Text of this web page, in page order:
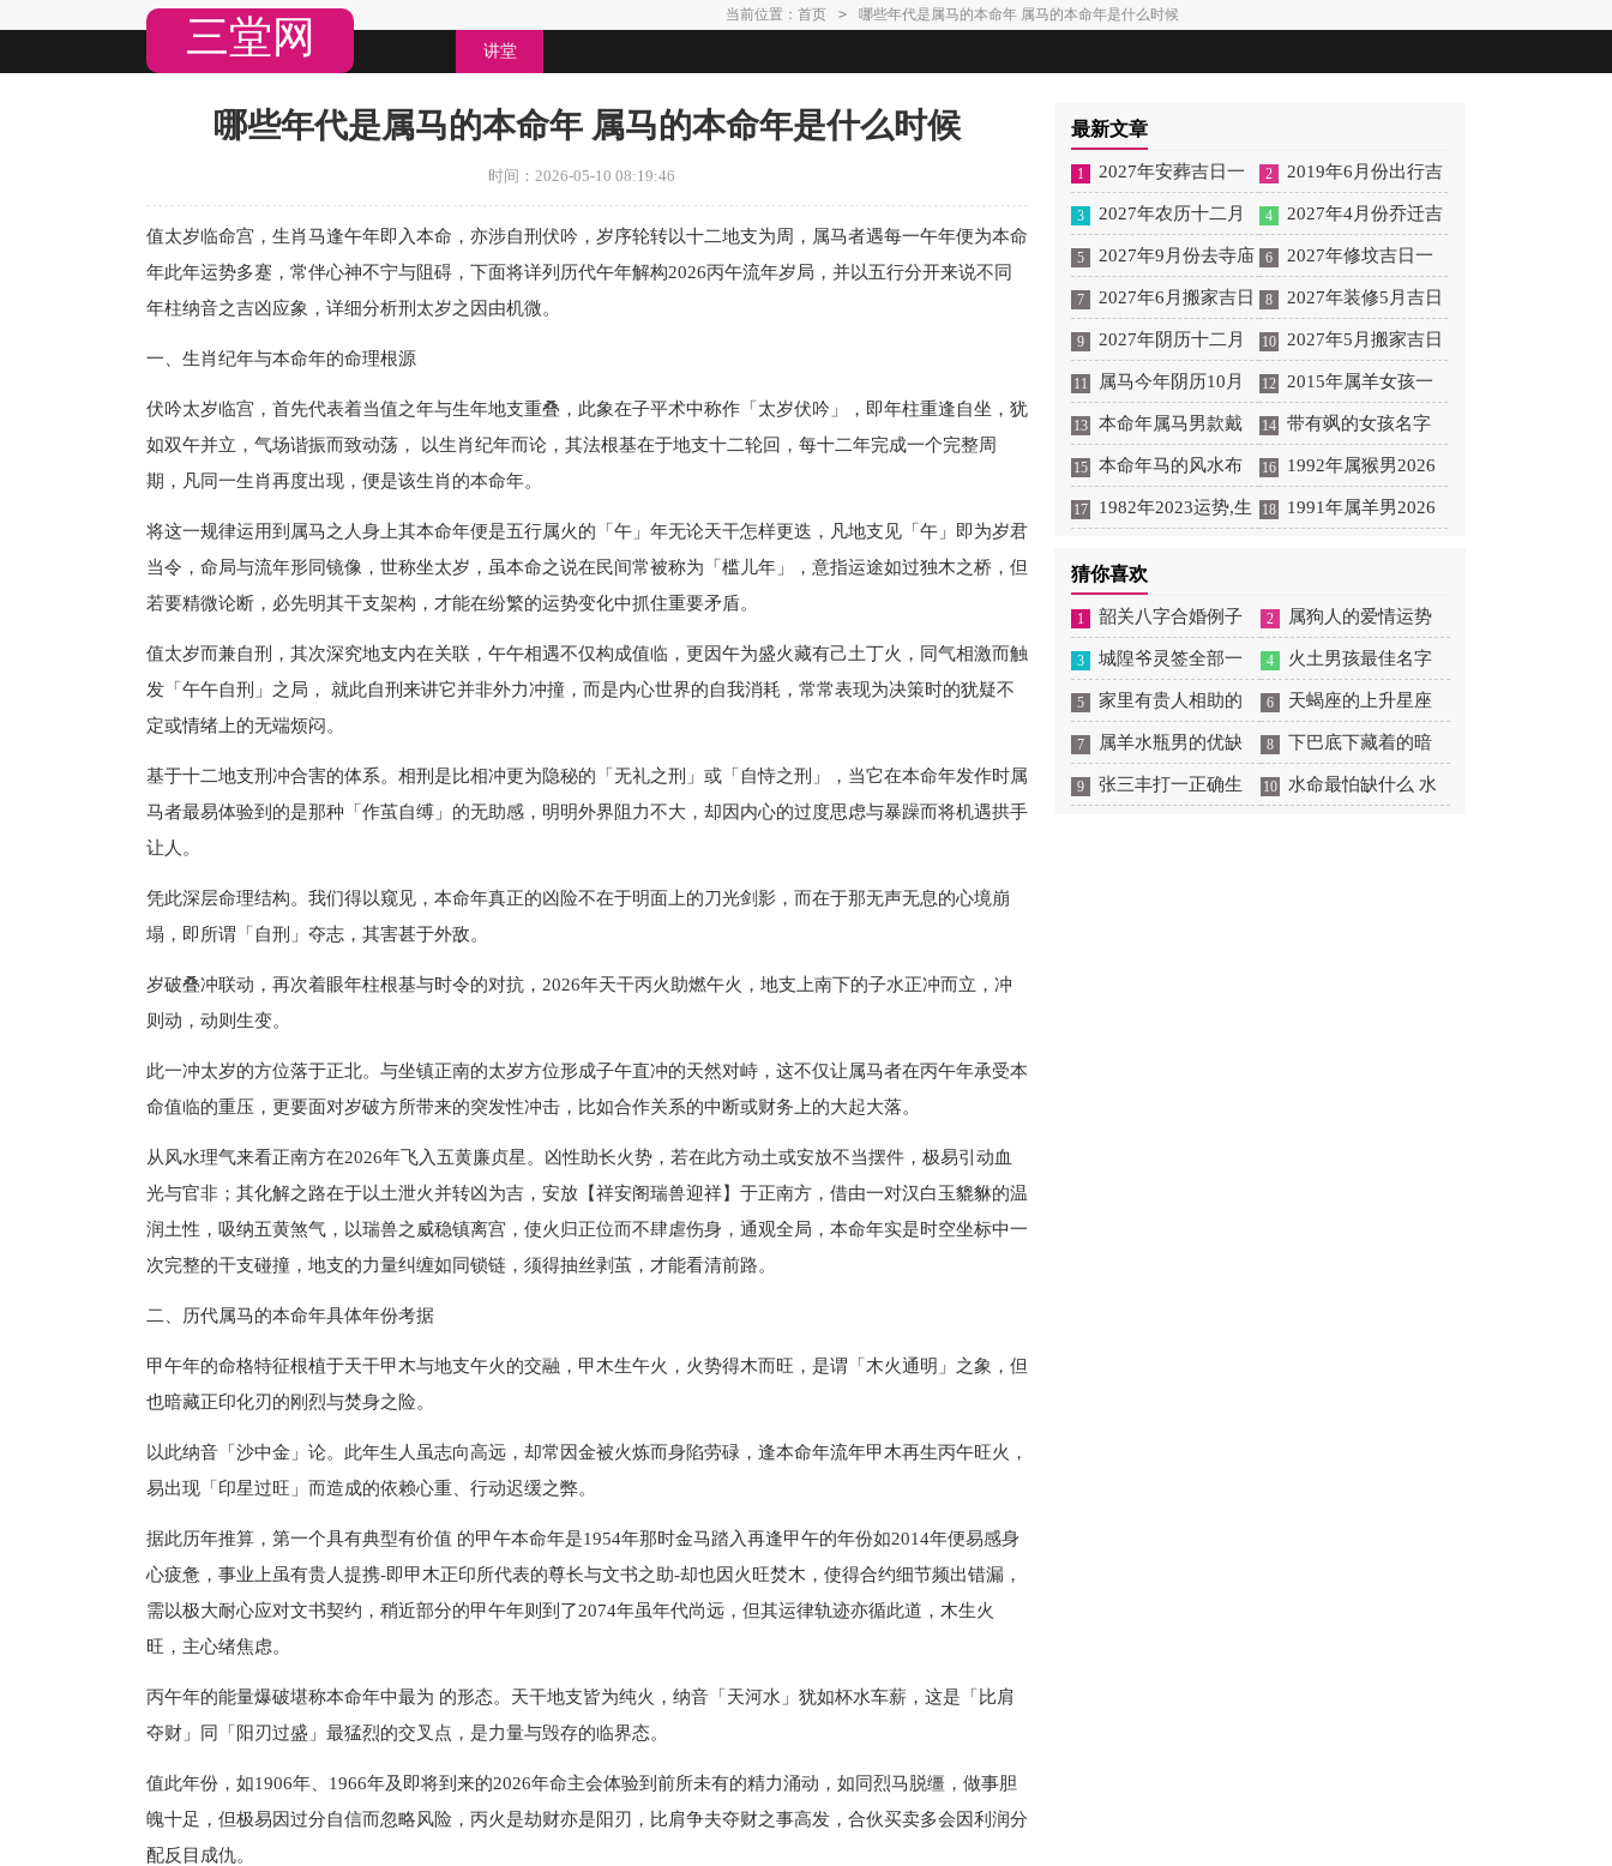
三堂网 讲堂
当前位置： 首页 > 哪些年代是属马的本命年 属马的本命年是什么时候
哪些年代是属马的本命年 属马的本命年是什么时候
时间：2026-05-10 08:19:46
值太岁临命宫，生肖马逢午年即入本命，亦涉自刑伏吟，岁序轮转以十二地支为周，属马者遇每一午年便为本命
年此年运势多蹇，常伴心神不宁与阻碍，下面将详列历代午年解构2026丙午流年岁局，并以五行分开来说不同
年柱纳音之吉凶应象，详细分析刑太岁之因由机微。
一、生肖纪年与本命年的命理根源
伏吟太岁临宫，首先代表着当值之年与生年地支重叠，此象在子平术中称作「太岁伏吟」，即年柱重逢自坐，犹
如双午并立，气场谐振而致动荡， 以生肖纪年而论，其法根基在于地支十二轮回，每十二年完成一个完整周
期，凡同一生肖再度出现，便是该生肖的本命年。
将这一规律运用到属马之人身上其本命年便是五行属火的「午」年无论天干怎样更迭，凡地支见「午」即为岁君
当令，命局与流年形同镜像，世称坐太岁，虽本命之说在民间常被称为「槛儿年」，意指运途如过独木之桥，但
若要精微论断，必先明其干支架构，才能在纷繁的运势变化中抓住重要矛盾。
值太岁而兼自刑，其次深究地支内在关联，午午相遇不仅构成值临，更因午为盛火藏有己土丁火，同气相激而触
发「午午自刑」之局， 就此自刑来讲它并非外力冲撞，而是内心世界的自我消耗，常常表现为决策时的犹疑不
定或情绪上的无端烦闷。
基于十二地支刑冲合害的体系。相刑是比相冲更为隐秘的「无礼之刑」或「自恃之刑」，当它在本命年发作时属
马者最易体验到的是那种「作茧自缚」的无助感，明明外界阻力不大，却因内心的过度思虑与暴躁而将机遇拱手
让人。
凭此深层命理结构。我们得以窥见，本命年真正的凶险不在于明面上的刀光剑影，而在于那无声无息的心境崩
塌，即所谓「自刑」夺志，其害甚于外敌。
岁破叠冲联动，再次着眼年柱根基与时令的对抗，2026年天干丙火助燃午火，地支上南下的子水正冲而立，冲
则动，动则生变。
此一冲太岁的方位落于正北。与坐镇正南的太岁方位形成子午直冲的天然对峙，这不仅让属马者在丙午年承受本
命值临的重压，更要面对岁破方所带来的突发性冲击，比如合作关系的中断或财务上的大起大落。
从风水理气来看正南方在2026年飞入五黄廉贞星。凶性助长火势，若在此方动土或安放不当摆件，极易引动血
光与官非；其化解之路在于以土泄火并转凶为吉，安放【祥安阁瑞兽迎祥】于正南方，借由一对汉白玉貔貅的温
润土性，吸纳五黄煞气，以瑞兽之威稳镇离宫，使火归正位而不肆虐伤身，通观全局，本命年实是时空坐标中一
次完整的干支碰撞，地支的力量纠缠如同锁链，须得抽丝剥茧，才能看清前路。
二、历代属马的本命年具体年份考据
甲午年的命格特征根植于天干甲木与地支午火的交融，甲木生午火，火势得木而旺，是谓「木火通明」之象，但
也暗藏正印化刃的刚烈与焚身之险。
以此纳音「沙中金」论。此年生人虽志向高远，却常因金被火炼而身陷劳碌，逢本命年流年甲木再生丙午旺火，
易出现「印星过旺」而造成的依赖心重、行动迟缓之弊。
据此历年推算，第一个具有典型有价值 的甲午本命年是1954年那时金马踏入再逢甲午的年份如2014年便易感身
心疲惫，事业上虽有贵人提携-即甲木正印所代表的尊长与文书之助-却也因火旺焚木，使得合约细节频出错漏，
需以极大耐心应对文书契约，稍近部分的甲午年则到了2074年虽年代尚远，但其运律轨迹亦循此道，木生火
旺，主心绪焦虑。
丙午年的能量爆破堪称本命年中最为 的形态。天干地支皆为纯火，纳音「天河水」犹如杯水车薪，这是「比肩
夺财」同「阳刃过盛」最猛烈的交叉点，是力量与毁存的临界态。
值此年份，如1906年、1966年及即将到来的2026年命主会体验到前所未有的精力涌动，如同烈马脱缰，做事胆
魄十足，但极易因过分自信而忽略风险，丙火是劫财亦是阳刃，比肩争夫夺财之事高发，合伙买卖多会因利润分
配反目成仇。
最新文章
1 2027年安葬吉日一
览表 2027年12月安葬吉
日一览表
2 2019年6月份出行吉
日 2027年6月出行吉日
一览表
3 2027年农历十二月
安床吉日 2027年正月安
床吉日吉时查询
4 2027年4月份乔迁吉
日一览表 2027年4月乔
迁吉日吉时查询
5 2027年9月份去寺庙
祈福的日子 2027年5月
去寺庙吉日一览表
6 2027年修坟吉日一
览表 2027年农历2月修
坟吉日一览表
7 2027年6月搬家吉日
吉时 2027年农历6月搬
家吉日一览表
8 2027年装修5月吉日
良辰查询表 2027年农历
5月装修吉日一览表
9 2027年阴历十二月
开光吉日 2027年12月开
光吉日一览表
10 2027年5月搬家吉日
的详细解释 2027年5月
搬家吉日吉时查询
11 属马今年阴历10月
结婚好吗 属马还有几年
本命年结婚呢好吗
12 2015年属羊女孩一
生运势 2015年属羊女
2026年健康运好吗
13 本命年属马男款戴
什么财神 本命年属马男
士戴什么好一点
14 带有飒的女孩名字
女孩取名字带飒字有什
么名字好听
15 本命年马的风水布
局 本命年马的佛像怎么
16 1992年属猴男2026
年桃花运 1992年属猴男
17 1982年2023运势,生 18 1991年属羊男2026
猜你喜欢
1 韶关八字合婚例子
多吗 韶关八字测风水
2 属狗人的爱情运势
是什么意思 属狗的人爱
情观
3 城隍爷灵签全部一
百签 城隍爷灵签解签大
全
4 火土男孩最佳名字
火土属性的字男孩名字
有哪些
5 家里有贵人相助的
风水 家里有贵人是什么
意思
6 天蝎座的上升星座
一览表 天蝎座的上升星
座查询
7 属羊水瓶男的优缺
点 属羊水瓶座男生性格
8 下巴底下藏着的暗
痣图解 下巴尖底下有痣
9 张三丰打一正确生 10 水命最怕缺什么 水